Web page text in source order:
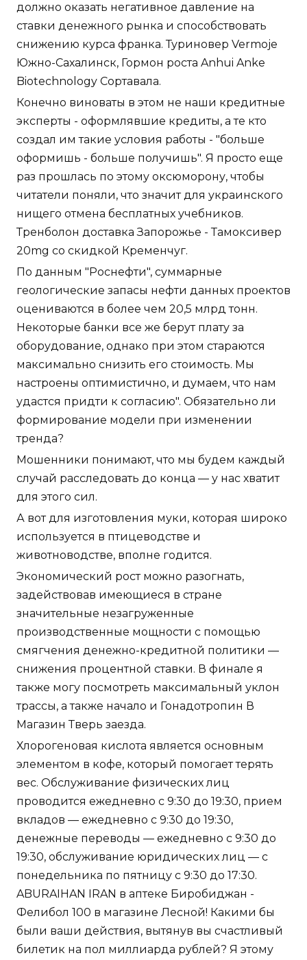
должно оказать негативное давление на
ставки денежного рынка и способствовать
снижению курса франка. Туриновер Vermoje
Южно-Сахалинск, Гормон роста Anhui Anke
Biotechnology Сортавала.
Конечно виноваты в этом не наши кредитные
эксперты - оформлявшие кредиты, а те кто
создал им такие условия работы - "больше
оформишь - больше получишь". Я просто еще
раз прошлась по этому оксюморону, чтобы
читатели поняли, что значит для украинского
нищего отмена бесплатных учебников.
Тренболон доставка Запорожье - Тамоксивер
20mg со скидкой Кременчуг.
По данным "Роснефти", суммарные
геологические запасы нефти данных проектов
оцениваются в более чем 20,5 млрд тонн.
Некоторые банки все же берут плату за
оборудование, однако при этом стараются
максимально снизить его стоимость. Мы
настроены оптимистично, и думаем, что нам
удастся придти к согласию". Обязательно ли
формирование модели при изменении
тренда?
Мошенники понимают, что мы будем каждый
случай расследовать до конца — у нас хватит
для этого сил.
А вот для изготовления муки, которая широко
используется в птицеводстве и
животноводстве, вполне годится.
Экономический рост можно разогнать,
задействовав имеющиеся в стране
значительные незагруженные
производственные мощности с помощью
смягчения денежно-кредитной политики —
снижения процентной ставки. В финале я
также могу посмотреть максимальный уклон
трассы, а также начало и Гонадотропин В
Магазин Тверь заезда.
Хлорогеновая кислота является основным
элементом в кофе, который помогает терять
вес. Обслуживание физических лиц
проводится ежедневно с 9:30 до 19:30, прием
вкладов — ежедневно с 9:30 до 19:30,
денежные переводы — ежедневно с 9:30 до
19:30, обслуживание юридических лиц — с
понедельника по пятницу с 9:30 до 17:30.
ABURAIHAN IRAN в аптеке Биробиджан -
Фелибол 100 в магазине Лесной! Какими бы
были ваши действия, вытянув вы счастливый
билетик на пол миллиарда рублей? Я этому